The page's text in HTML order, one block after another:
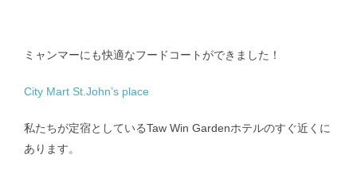
RSウイルス｜Respiratory syncytial virus
ミャンマーにも快適なフードコートができました！
City Mart St.John’s place
私たちが定宿としているTaw Win Gardenホテルのすぐ近くに
あります。